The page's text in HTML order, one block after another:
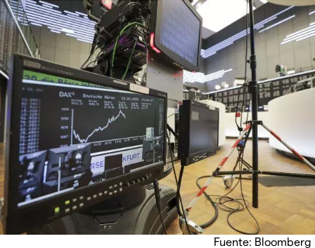
Fuente: Bloomberg